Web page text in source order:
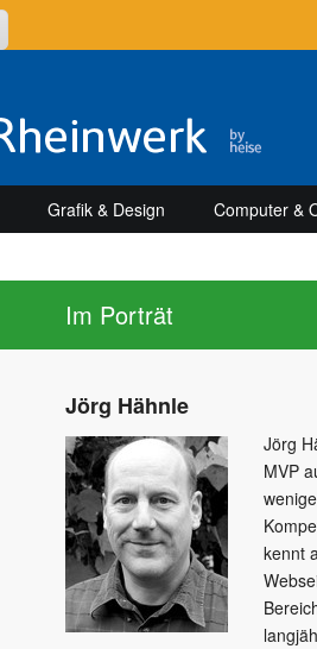
Grafik & Design Computer &
Im Porträt
Jörg Hähnle
Jörg
MVP
kennt